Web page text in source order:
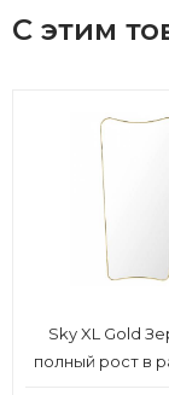
С этим
Sky XL Gold
полный рост в